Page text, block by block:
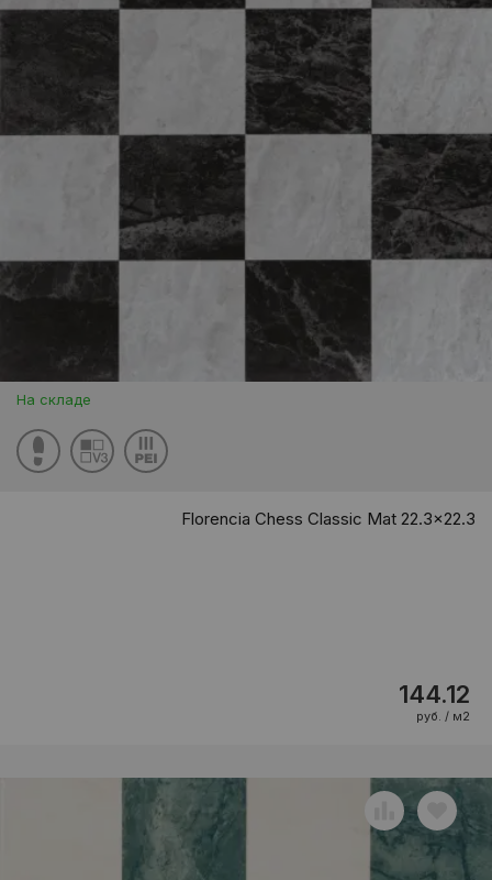
На складе
Florencia Chess Classic Mat 22.3x22.3
144.12
руб. / м2